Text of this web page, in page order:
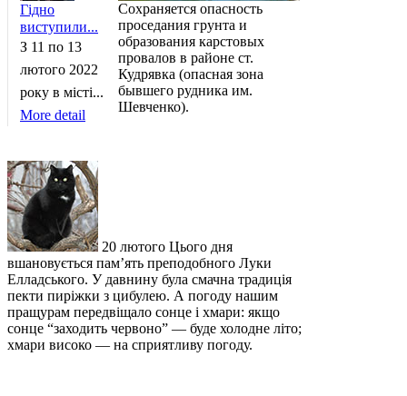
Гідно
виступили...
З 11 по 13
лютого 2022
року в місті...
More detail
Сохраняется опасность
проседания грунта и
образования карстовых
провалов в районе ст.
Кудрявка (опасная зона
бывшего рудника им.
Шевченко).
20 лютого Цього дня
вшановується пам’ять преподобного Луки
Елладського. У давнину була смачна традиція
пекти пиріжки з цибулею. А погоду нашим
пращурам передвіщало сонце і хмари: якщо
сонце “заходить червоно” — буде холодне літо;
хмари високо — на сприятливу погоду.